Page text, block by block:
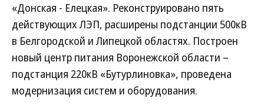
«Донская - Елецкая». Реконструировано пять
действующих ЛЭП, расширены подстанции 500кВ
в Белгородской и Липецкой областях. Построен
новый центр питания Воронежской области –
подстанция 220кВ «Бутурлиновка», проведена
модернизация систем и оборудования.